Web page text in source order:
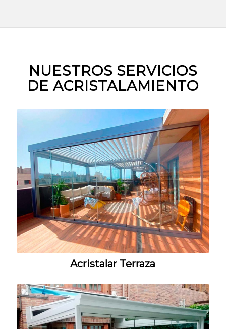
NUESTROS SERVICIOS
DE ACRISTALAMIENTO
Acristalar Terraza